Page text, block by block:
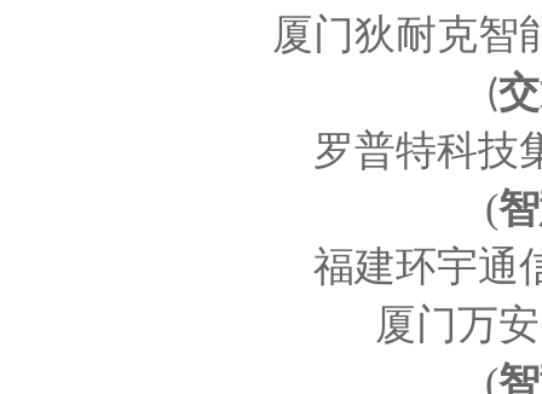
厦门狄耐克智
(
罗普特科技
(
福建环宇通
厦门万
(